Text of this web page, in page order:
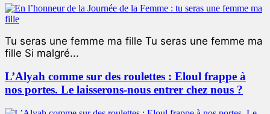
Tu seras une femme ma fille Tu seras une femme ma
fille Si malgré...
L’Alyah comme sur des roulettes : Eloul frappe à
nos portes. Le laisserons-nous entrer chez nous ?